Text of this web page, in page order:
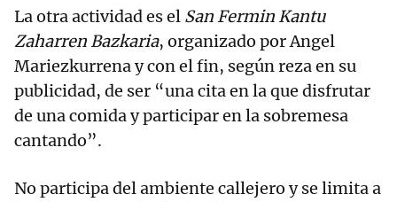
La otra actividad es el San Fermin Kantu
Zaharren Bazkaria, organizado por Angel
Mariezkurrena y con el fin, según reza en su
publicidad, de ser “una cita en la que disfrutar
de una comida y participar en la sobremesa
cantando”.
No participa del ambiente callejero y se limita a